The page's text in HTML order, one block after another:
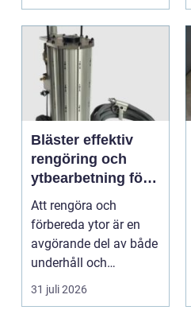
Bläster effektiv
rengöring och
ytbearbetning för
proffs och
hantverkare
Att rengöra och
förbereda ytor är en
avgörande del av både
underhåll och
renovering. Färg, rost,
smu...
31 juli 2026